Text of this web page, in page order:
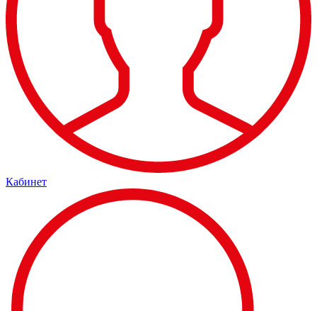
Кабинет